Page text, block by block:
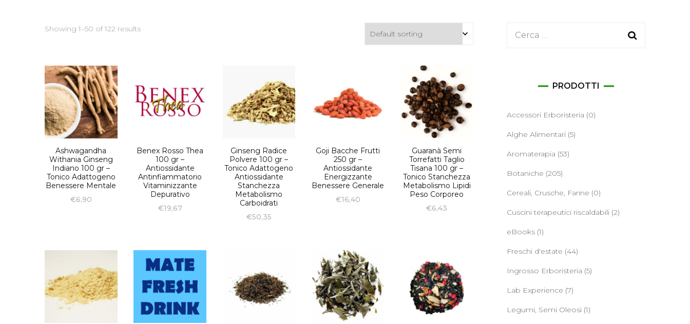
Showing 1–50 of 122 results
Ashwagandha
Withania Ginseng
Indiano 100 gr –
Tonico Adattogeno
Benessere Mentale
€6,90
Benex Rosso Thea
100 gr –
Antiossidante
Antinfiammatorio
Vitaminizzante
Depurativo
€19,67
Ginseng Radice
Polvere 100 gr –
Tonico Adattogeno
Antiossidante
Stanchezza
Metabolismo
Carboidrati
€50,35
Goji Bacche Frutti
250 gr –
Antiossidante
Energizzante
Benessere Generale
€16,40
Guaranà Semi
Torrefatti Taglio
Tisana 100 gr –
Tonico Stanchezza
Metabolismo Lipidi
Peso Corporeo
€6,43
Ricerca
PRODOTTI
Accessori Erboristeria (0)
Alghe Alimentari (5)
Aromaterapia (53)
Botaniche (205)
Cereali, Crusche, Farine (0)
Cuscini terapeutici riscaldabili (2)
eBooks (1)
Freschi d'estate (44)
Ingrosso Erboristeria (5)
Lab Experience (7)
Legumi, Semi Oleosi (1)